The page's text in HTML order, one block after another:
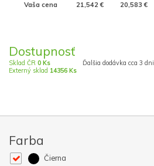
Vaša cena 21,542 € 20,583 €
Dostupnosť
Sklad ČR 0 Ks
Externý sklad 14356 Ks
Ďalšia dodávka cca 3 dni
Farba
Čierna